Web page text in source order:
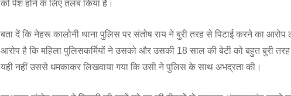
को पेश होने के लिए तलब किया है।
बता दें कि नेहरू कालोनी थाना पुलिस पर संतोष राय ने बुरी तरह से पिटाई करने का आरोप
आरोप है कि महिला पुलिसकर्मियों ने उसको और उसकी 18 साल की बेटी को बहुत बुरी
यही नहीं उससे धमकाकर लिखवाया गया कि उसी ने पुलिस के साथ अभद्रता की।